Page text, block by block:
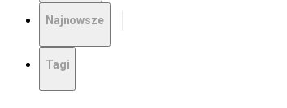
Najnowsze
Tagi